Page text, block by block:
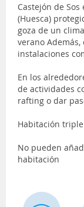
Castejón de
(Huesca)
goza de un
verano
instalaciones
En los
de actividades
rafting o dar
Habitación
No pueden
habitación